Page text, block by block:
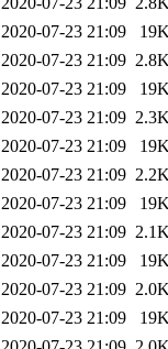
2020-07-23 21:09
2020-07-23 21:09
2020-07-23 21:09
2020-07-23 21:09
2020-07-23 21:09
2020-07-23 21:09
2020-07-23 21:09
2020-07-23 21:09
2020-07-23 21:09
2020-07-23 21:09
2020-07-23 21:09